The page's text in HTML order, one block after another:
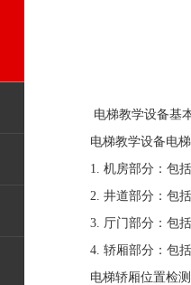
电梯教学设备基本
电梯教学设备电
1. 机房部分：包括
2. 井道部分：包括
3. 厅门部分：包括
4. 轿厢部分：包括
电梯轿厢位置检测